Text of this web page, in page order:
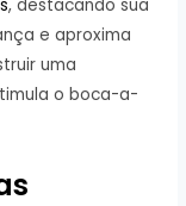
, destacando sua
e aproxima
uma
o boca-a-